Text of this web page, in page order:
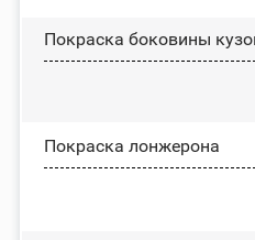
Покраска боковины
Покраска лонжерона